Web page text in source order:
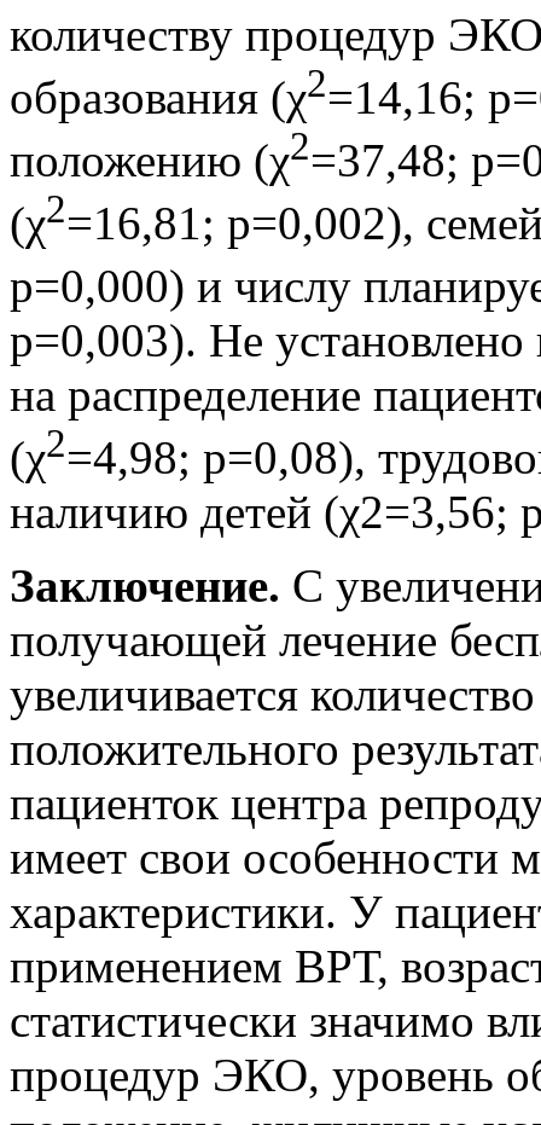
количеству процедур
образования (χ2=14,16;
положению (χ2=37,48;
(χ2=16,81; р=0,002),
p=0,000) и числу
р=0,003). Не установлено
на распределение
(χ2=4,98; р=0,08),
наличию детей (χ2=3,56;
Заключение. С
получающей лечение
увеличивается
положительного
пациенток центра
имеет свои особенности
характеристики. У
применением ВРТ,
статистически значимо
процедур ЭКО, уровень